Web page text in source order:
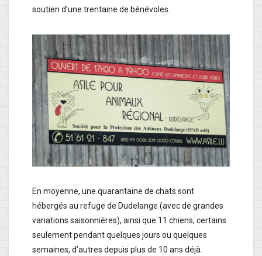
soutien d’une trentaine de bénévoles.
En moyenne, une quarantaine de chats sont
hébergés au refuge de Dudelange (avec de grandes
variations saisonnières), ainsi que 11 chiens, certains
seulement pendant quelques jours ou quelques
semaines, d’autres depuis plus de 10 ans déjà.